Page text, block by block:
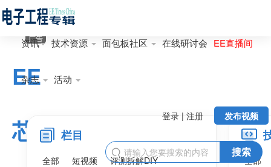
资讯 技术资源 面包板社区 在线研讨会 EE直播间
杂志 活动
发布视频
登录 | 注册
 搜索
EE
芯
广告
栏目
全部 短视频
评测拆解DIY
全部